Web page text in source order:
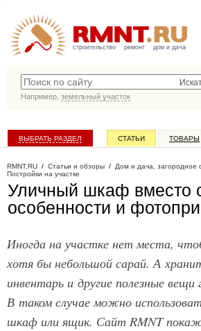
строительство ремонт дом и дача
Например, земельный участок
ВЫБРАТЬ РАЗДЕЛ СТАТЬИ ТОВАРЫ
RMNT.RU / Статьи и обзоры / Дом и дача, загородное
Постройки на участке
Уличный шкаф вместо
особенности и
Иногда на участке нет места,
хотя бы небольшой сарай. А
инвентарь и другие полезные
В таком случае можно
шкаф или ящик. Сайт RMNT